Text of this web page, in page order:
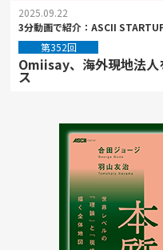
2025.09.22
3分動画で紹介：ASCII
第352回
Omiisay、海外現地法人
ス